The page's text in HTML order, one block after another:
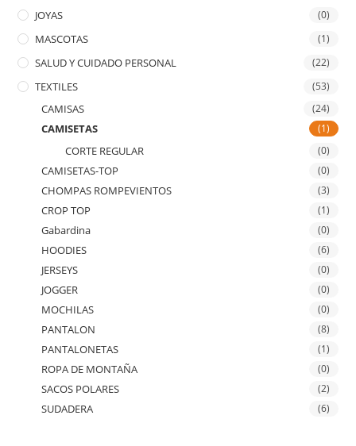
JOYAS (0)
MASCOTAS (1)
SALUD Y CUIDADO PERSONAL (22)
TEXTILES (53)
CAMISAS (24)
CAMISETAS (1)
CORTE REGULAR (0)
CAMISETAS-TOP (0)
CHOMPAS ROMPEVIENTOS (3)
CROP TOP (1)
Gabardina (0)
HOODIES (6)
JERSEYS (0)
JOGGER (0)
MOCHILAS (0)
PANTALON (8)
PANTALONETAS (1)
ROPA DE MONTAÑA (0)
SACOS POLARES (2)
SUDADERA (6)